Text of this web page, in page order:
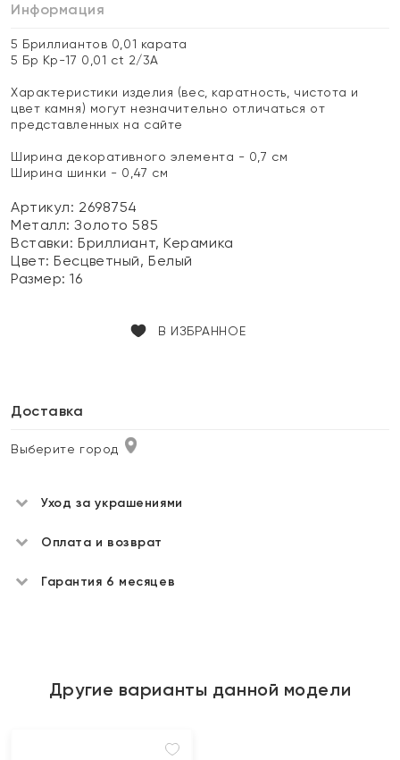
Информация
5 Бриллиантов 0,01 карата
5 Бр Кр-17 0,01 ct 2/3А
Характеристики изделия (вес, каратность, чистота и
цвет камня) могут незначительно отличаться от
представленных на сайте
Ширина декоративного элемента - 0,7 см
Ширина шинки - 0,47 см
Артикул: 2698754
Металл:Золото 585
Вставки:Бриллиант, Керамика
Цвет:Бесцветный, Белый
Размер:16
В ИЗБРАННОЕ
Доставка
Выберите город
Уход за украшениями
Оплата и возврат
Гарантия 6 месяцев
Другие варианты данной модели